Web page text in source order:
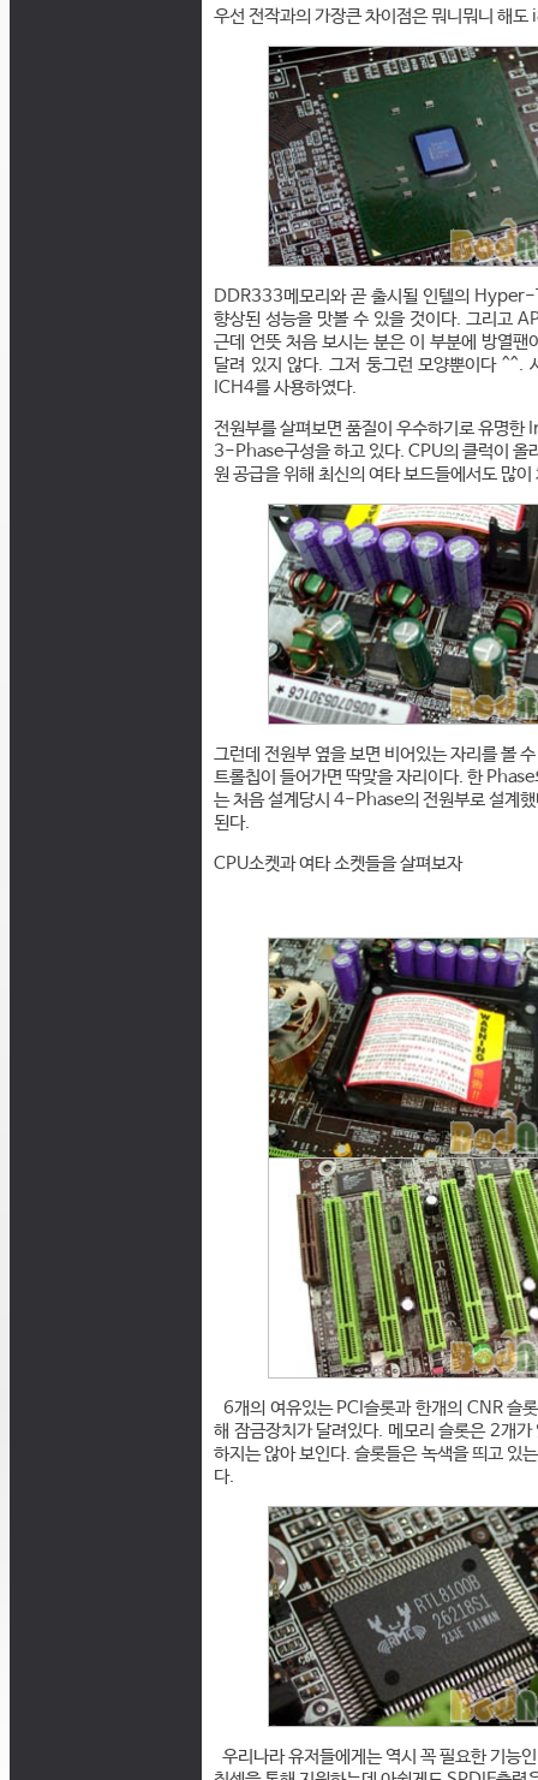
우선 전작과의 가장큰 차이점은 뭐니뭐니 해
DDR333메모리와 곧 출시될 인텔의
향상된 성능을 맛볼 수 있을 것이다. 그리고
근데 언뜻 처음 보시는 분은 이 부분에 방열
달려 있지 않다. 그저 둥그런 모양뿐이다 ^^.
ICH4를 사용하였다.
전원부를 살펴보면 품질이 우수하기로 유명
3-Phase구성을 하고 있다. CPU의 클럭이 올
원 공급을 위해 최신의 여타 보드들에서도 많
그런데 전원부 옆을 보면 비어있는 자리를 볼
트롤칩이 들어가면 딱맞을 자리이다. 한
는 처음 설계당시 4-Phase의 전원부로 설계
된다.
CPU소켓과 여타 소켓들을 살펴보자
6개의 여유있는 PCI슬롯과 한개의 CNR 슬
해 잠금장치가 달려있다. 메모리 슬롯은 2개
하지는 않아 보인다. 슬롯들은 녹색을 띄고 있
다.
우리나라 유저들에게는 역시 꼭 필요한 기능